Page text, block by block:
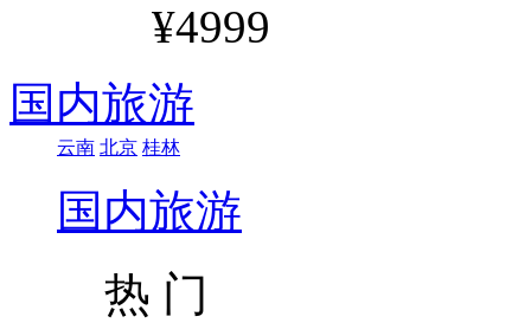
¥4999
国内旅游
云南 北京 桂林
国内旅游
热 门